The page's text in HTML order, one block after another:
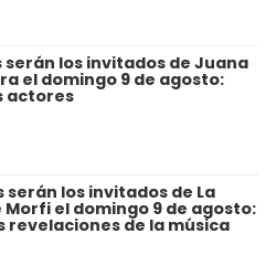
serán los invitados de Juana
el domingo 9 de agosto:
actores
serán los invitados de La
Morfi el domingo 9 de agosto:
revelaciones de la música